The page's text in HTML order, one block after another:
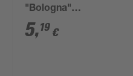
"Bologna"
Polypropylen 65 x 28
cm braun
5,19 €